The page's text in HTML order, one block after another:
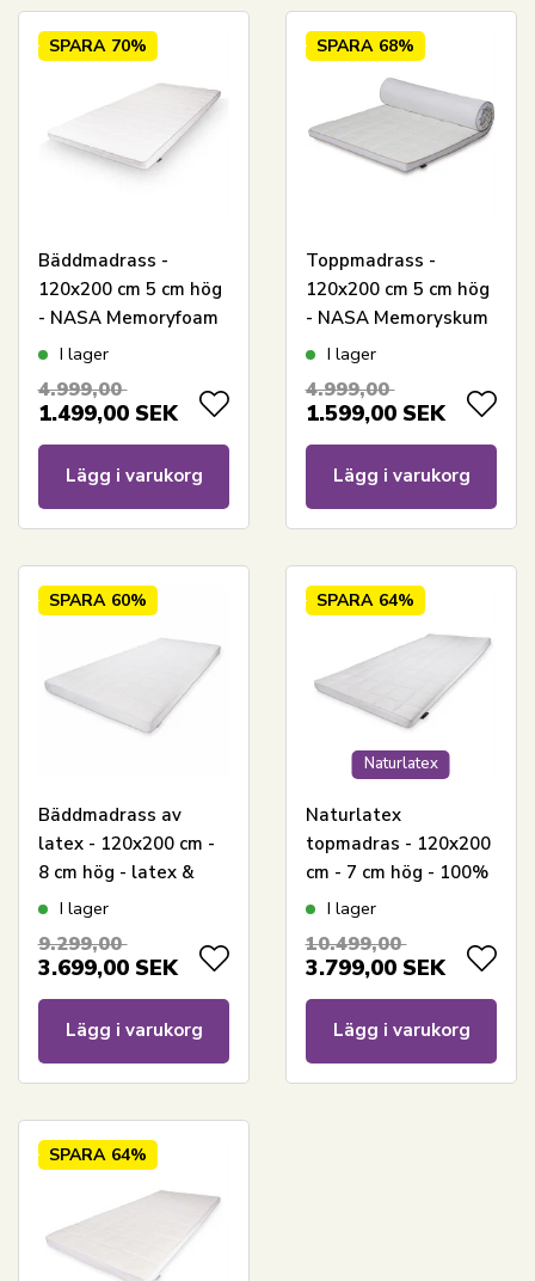
SPARA 70%
Bäddmadrass -
120x200 cm 5 cm hög
- NASA Memoryfoam
- Ergonomisk
Living
I lager
4.999,00
1.499,00 SEK
Lägg i varukorg
SPARA 68%
Toppmadrass -
120x200 cm 5 cm hög
- NASA Memoryskum
- Borg Living -
toppmadrass
I lager
4.999,00
1.599,00 SEK
Lägg i varukorg
SPARA 60%
Bäddmadrass av
latex - 120x200 cm -
8 cm hög - latex &
naturlatex - Zen
I lager
9.299,00
3.699,00 SEK
Lägg i varukorg
Naturlatex
SPARA 64%
Naturlatex
topmadras - 120x200
cm - 7 cm hög - 100%
Talalay naturlatex -
I lager
10.499,00
3.799,00 SEK
Lägg i varukorg
SPARA 64%